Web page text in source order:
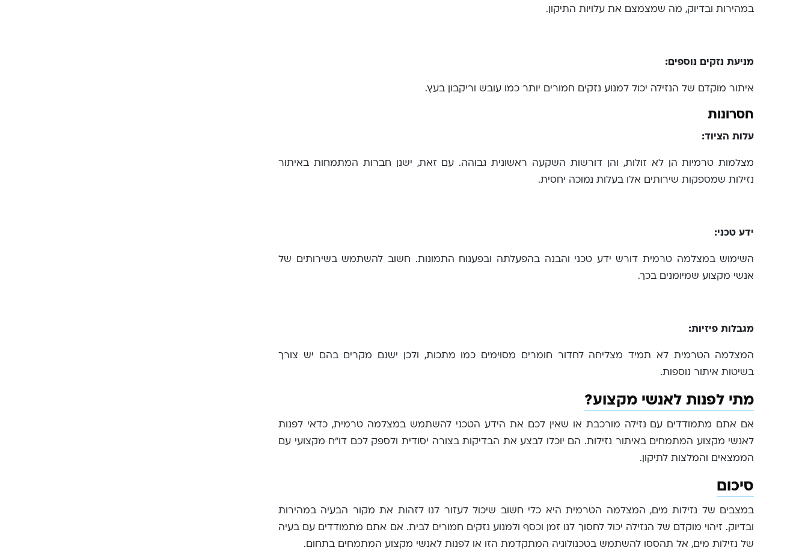
במהירות ובדיוק, מה שמצמצם את עלויות התיקון.
מניעת נזקים נוספים:
איתור מוקדם של הנזילה יכול למנוע נזקים חמורים יותר כמו עובש וריקבון בעץ.
חסרונות
עלות הציוד:
מצלמות טרמיות הן לא זולות, והן דורשות השקעה ראשונית גבוהה. עם זאת, ישנן חברות המתמחות באיתור
נזילות שמספקות שירותים אלו בעלות נמוכה יחסית.
ידע טכני:
השימוש במצלמה טרמית דורש ידע טכני והבנה בהפעלתה ובפענוח התמונות. חשוב להשתמש בשירותים של
אנשי מקצוע שמיומנים בכך.
מגבלות פיזיות:
המצלמה הטרמית לא תמיד מצליחה לחדור חומרים מסוימים כמו מתכות, ולכן ישנם מקרים בהם יש צורך
בשיטות איתור נוספות.
מתי לפנות לאנשי מקצוע?
אם אתם מתמודדים עם נזילה מורכבת או שאין לכם את הידע הטכני להשתמש במצלמה טרמית, כדאי לפנות
לאנשי מקצוע המתמחים באיתור נזילות. הם יוכלו לבצע את הבדיקות בצורה יסודית ולספק לכם דו"ח מקצועי עם
הממצאים והמלצות לתיקון.
סיכום
במצבים של נזילות מים, המצלמה הטרמית היא כלי חשוב שיכול לעזור לנו לזהות את מקור הבעיה במהירות
ובדיוק. זיהוי מוקדם של הנזילה יכול לחסוך לנו זמן וכסף ולמנוע נזקים חמורים לבית. אם אתם מתמודדים עם בעיה
של נזילות מים, אל תהססו להשתמש בטכנולוגיה המתקדמת הזו או לפנות לאנשי מקצוע המתמחים בתחום.